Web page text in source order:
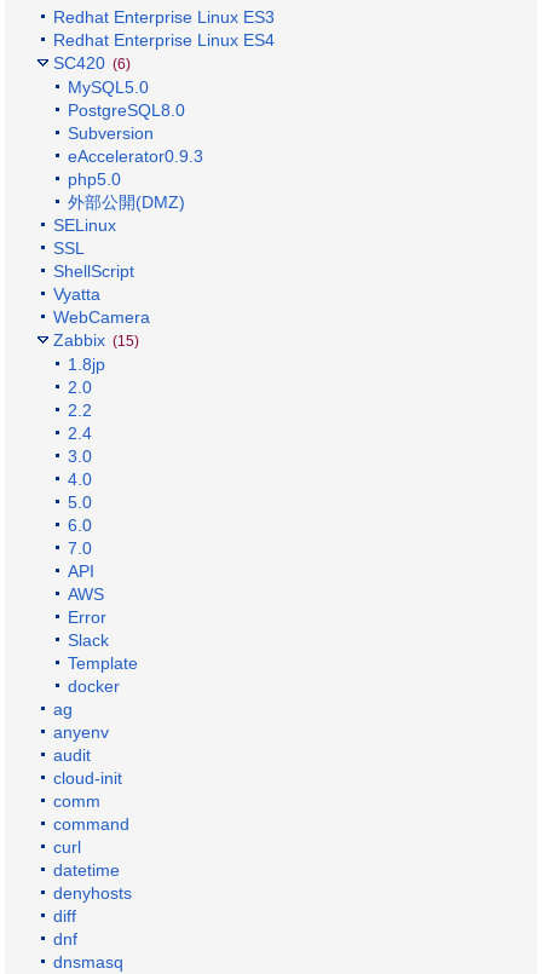
Redhat Enterprise Linux ES3
Redhat Enterprise Linux ES4
SC420 (6)
MySQL5.0
PostgreSQL8.0
Subversion
eAccelerator0.9.3
php5.0
外部公開(DMZ)
SELinux
SSL
ShellScript
Vyatta
WebCamera
Zabbix (15)
1.8jp
2.0
2.2
2.4
3.0
4.0
5.0
6.0
7.0
API
AWS
Error
Slack
Template
docker
ag
anyenv
audit
cloud-init
comm
command
curl
datetime
denyhosts
diff
dnf
dnsmasq